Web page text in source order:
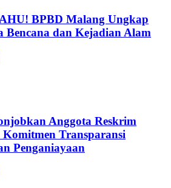
BPBD Malang Ungkap
Bencana dan Kejadian Alam
Anggota Reskrim
Transparansi
Penganiayaan